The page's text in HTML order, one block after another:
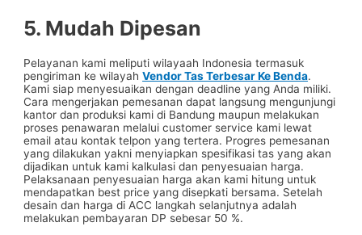
5. Mudah Dipesan
Pelayanan kami meliputi wilayaah Indonesia termasuk
pengiriman ke wilayahVendor Tas Terbesar Ke Benda.
Kami siap menyesuaikan dengan deadline yang Anda miliki.
Cara mengerjakan pemesanan dapat langsung mengunjungi
kantor dan produksi kami di Bandung maupun melakukan
proses penawaran melalui customer service kami lewat
email atau kontak telpon yang tertera. Progres pemesanan
yang dilakukan yakni menyiapkan spesifikasi tas yang akan
dijadikan untuk kami kalkulasi dan penyesuaian harga.
Pelaksanaan penyesuaian harga akan kami hitung untuk
mendapatkan best price yang disepkati bersama. Setelah
desain dan harga di ACC langkah selanjutnya adalah
melakukan pembayaran DP sebesar 50 %.